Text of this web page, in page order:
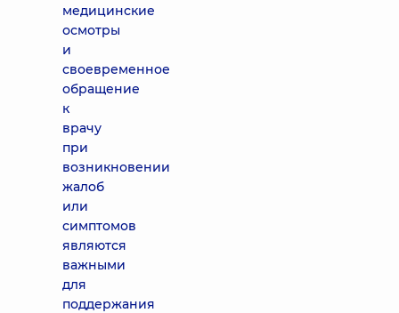
медицинские
осмотры
и
своевременное
обращение
к
врачу
при
возникновении
жалоб
или
симптомов
являются
важными
для
поддержания